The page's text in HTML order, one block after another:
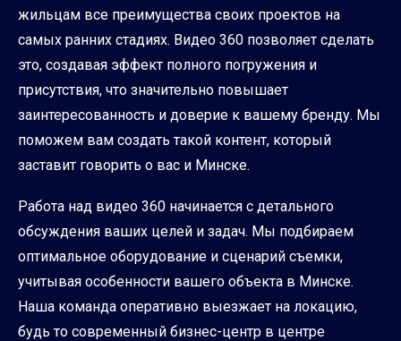
жильцам все преимущества своих проектов на
самых ранних стадиях. Видео 360 позволяет сделать
это, создавая эффект полного погружения и
присутствия, что значительно повышает
заинтересованность и доверие к вашему бренду. Мы
поможем вам создать такой контент, который
заставит говорить о вас и Минске.
Работа над видео 360 начинается с детального
обсуждения ваших целей и задач. Мы подбираем
оптимальное оборудование и сценарий съемки,
учитывая особенности вашего объекта в Минске.
Наша команда оперативно выезжает на локацию,
будь то современный бизнес-центр в центре